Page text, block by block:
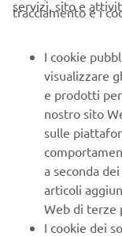
"Otokomae"
By AD HOC Café
Scopri di più
servizi, sito e
tracciamento e i
I cookie
visualizzare
e prodotti
nostro sito
sulle
a seconda
articoli
Web di terze
I cookie dei